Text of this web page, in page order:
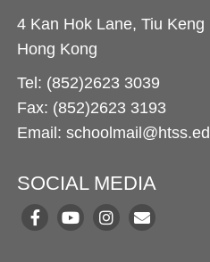
4 Kan Hok Lane, Tiu
Hong Kong
Tel: (852)2623 3039
Fax: (852)2623 3193
Email:
SOCIAL MEDIA